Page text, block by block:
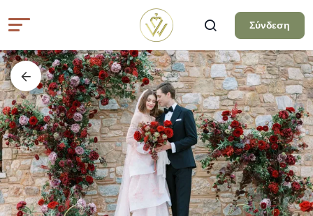
Σύνδεση